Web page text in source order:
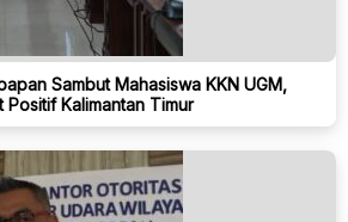
Sambut Mahasiswa KKN UGM,
Kalimantan Timur